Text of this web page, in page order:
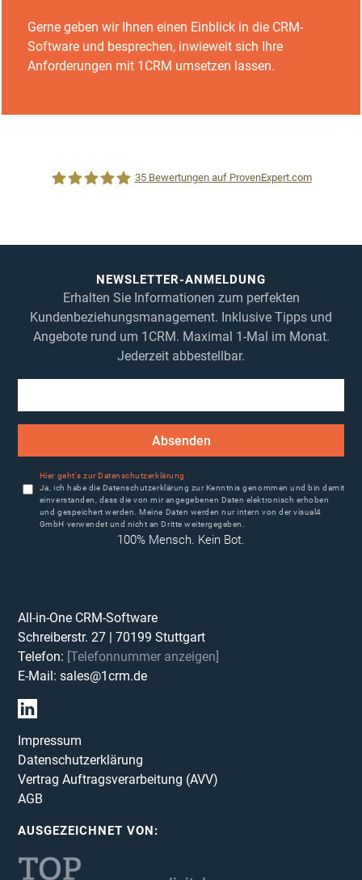
Gerne geben wir Ihnen einen Einblick in die CRM-
Software und besprechen, inwieweit sich Ihre
Anforderungen mit 1CRM umsetzen lassen.
35Bewertungen auf ProvenExpert.com
NEWSLETTER-ANMELDUNG
Erhalten Sie Informationen zum perfekten
Kundenbeziehungsmanagement. Inklusive Tipps und
Angebote rund um 1CRM. Maximal 1-Mal im Monat.
Jederzeit abbestellbar.
Absenden
Hier geht's zur Datenschutzerklärung
Ja, ich habe die Datenschutzerklärung zur Kenntnis genommen und bin damit
einverstanden, dass die von mir angegebenen Daten elektronisch erhoben
und gespeichert werden. Meine Daten werden nur intern von der visual4
GmbH verwendet und nicht an Dritte weitergegeben.
100% Mensch. Kein Bot.
All-in-One CRM-Software
Schreiberstr. 27 |70199 Stuttgart
Telefon: [Telefonnummer anzeigen]
E-Mail:sales@1crm.de
Impressum
Datenschutzerklärung
Vertrag Auftragsverarbeitung (AVV)
AGB
AUSGEZEICHNET VON: